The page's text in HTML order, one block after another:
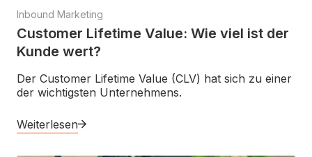
Inbound Marketing
Customer Lifetime Value: Wie viel ist der
Kunde wert?
Der Customer Lifetime Value (CLV) hat sich zu einer
der wichtigsten Unternehmens.
Weiterlesen